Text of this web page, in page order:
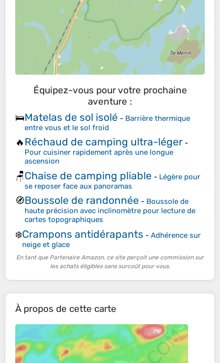
Équipez-vous pour votre prochaine
aventure :
🛌Matelas de sol isolé - Barrière thermique
entre vous et le sol froid
🔥Réchaud de camping ultra-léger -
Pour cuisiner rapidement après une longue
ascension
🪑Chaise de camping pliable - Légère pour
se reposer face aux panoramas
🧭Boussole de randonnée - Boussole de
haute précision avec inclinomètre pour lecture de
cartes topographiques
❄️Crampons antidérapants - Adhérence sur
neige et glace
En tant que Partenaire Amazon, ce site perçoit une commission sur
les achats éligibles sans surcoût pour vous.
À propos de cette carte